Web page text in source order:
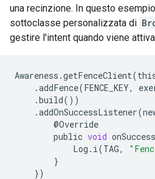
una recinzione. In questo
sottoclasse personalizzata di
gestire l'intent quando viene
Awareness .getFenceClient(
.addFence(FENCE_KEY,
.build())
.addOnSuccessListener(
@Override
public void onSuccess
Log . i(TAG,
}
})